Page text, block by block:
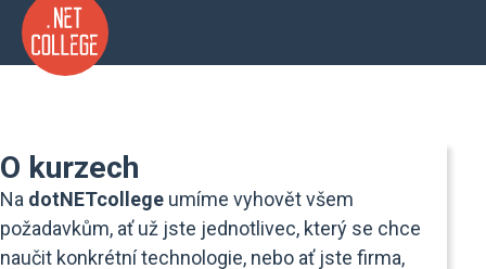
O kurzech
Na dotNETcollege umíme vyhovět všem
požadavkům, ať už jste jednotlivec, který se chce
naučit konkrétní technologie, nebo ať jste firma,